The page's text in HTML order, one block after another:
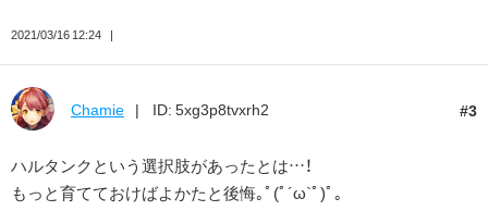
2021/03/16 12:24
3
Chamie ID: 5xg3p8tvxrh2
ハルタンクという選択肢があったとは…！
もっと育てておけばよかたと後悔｡ﾟ(ﾟ´ω`ﾟ)ﾟ｡